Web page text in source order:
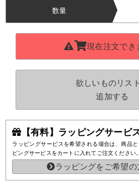
【有料】ラッピングサービ
ラッピングサービスを希望される場合は、商品
ピングサービスをカートに入れてご注文ください。
ラッピングをご希望
数量
現在注文でき
欲しいものリス
追加する